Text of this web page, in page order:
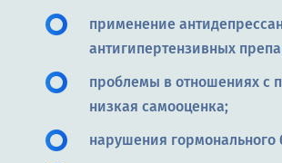
применение
антигипертензивных
проблемы в отношениях с
низкая самооценка;
нарушения гормонального